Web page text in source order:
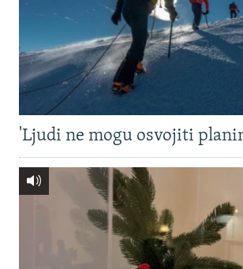
'Ljudi ne mogu osvojiti